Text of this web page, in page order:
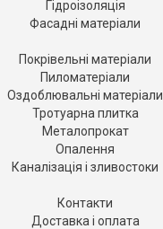
Гідроізоляція
Фасадні матеріали
Покрівельні матеріали
Пиломатеріали
Оздоблювальні матеріали
Тротуарна плитка
Металопрокат
Опалення
Каналізація і зливостоки
Контакти
Доставка і оплата